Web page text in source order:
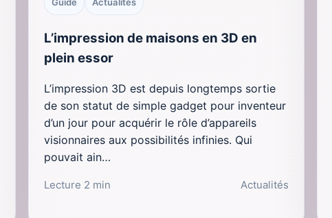
L’impression de maisons en 3D en
plein essor
L’impression 3D est depuis longtemps sortie
de son statut de simple gadget pour inventeur
d’un jour pour acquérir le rôle d’appareils
visionnaires aux possibilités infinies. Qui
pouvait ain…
Lecture 2 min Actualités